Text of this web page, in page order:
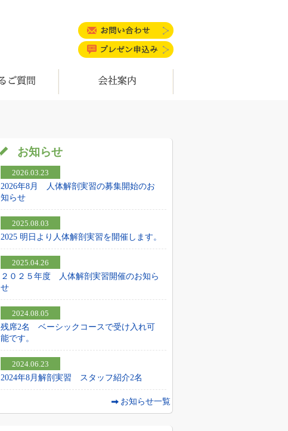
お問い合わせ
プレゼン申込み
お知らせ
2026.03.23
2026年8月 人体解剖実習の募集開始のお
知らせ
2025.08.03
2025 明日より人体解剖実習を開催します。
2025.04.26
２０２５年度 人体解剖実習開催のお知ら
せ
2024.08.05
残席2名 ベーシックコースで受け入れ可
能です。
2024.06.23
2024年8月解剖実習 スタッフ紹介2名
お知らせ一覧